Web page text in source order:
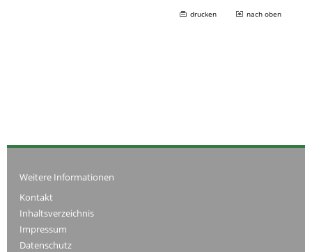
drucken nach oben
Weitere Informationen
Kontakt
Inhaltsverzeichnis
Impressum
Datenschutz